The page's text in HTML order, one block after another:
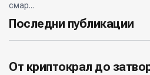
смар...
Последни публикации
От криптокрал до